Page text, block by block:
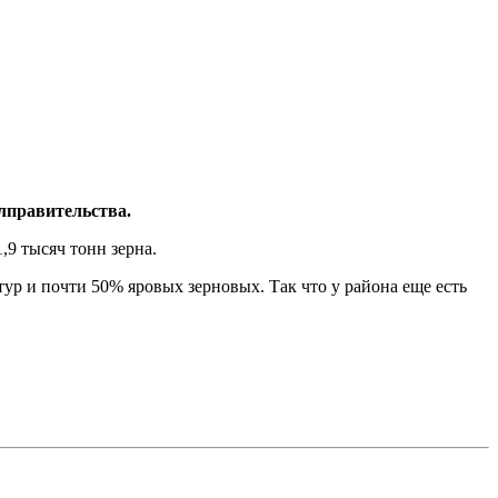
тысяч тонн зерна.
и почти 50% яровых зерновых. Так что у района еще есть